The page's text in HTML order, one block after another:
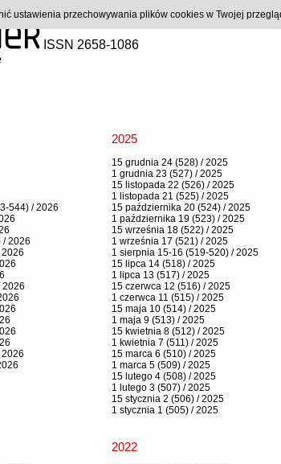
ISSN 2658-1086
544) / 2026
/ 2026
2026
2025
15 grudnia 24 (528) / 2025
1 grudnia 23 (527) / 2025
15 listopada 22 (526) / 2025
1 listopada 21 (525) / 2025
15 października 20 (524) / 2025
1 października 19 (523) / 2025
15 września 18 (522) / 2025
1 września 17 (521) / 2025
1 sierpnia 15-16 (519-520) / 2025
15 lipca 14 (518) / 2025
1 lipca 13 (517) / 2025
15 czerwca 12 (516) / 2025
1 czerwca 11 (515) / 2025
15 maja 10 (514) / 2025
1 maja 9 (513) / 2025
15 kwietnia 8 (512) / 2025
1 kwietnia 7 (511) / 2025
15 marca 6 (510) / 2025
1 marca 5 (509) / 2025
15 lutego 4 (508) / 2025
1 lutego 3 (507) / 2025
15 stycznia 2 (506) / 2025
1 stycznia 1 (505) / 2025
2022
ustawienia przechowywania plików cookies w Twojej